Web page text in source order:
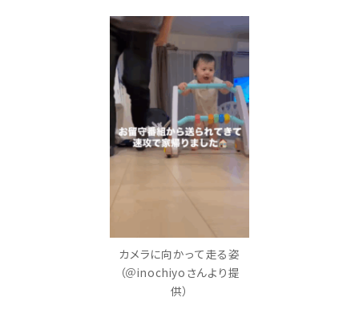
カメラに向かって走る姿
（＠inochiyoさんより提
供）